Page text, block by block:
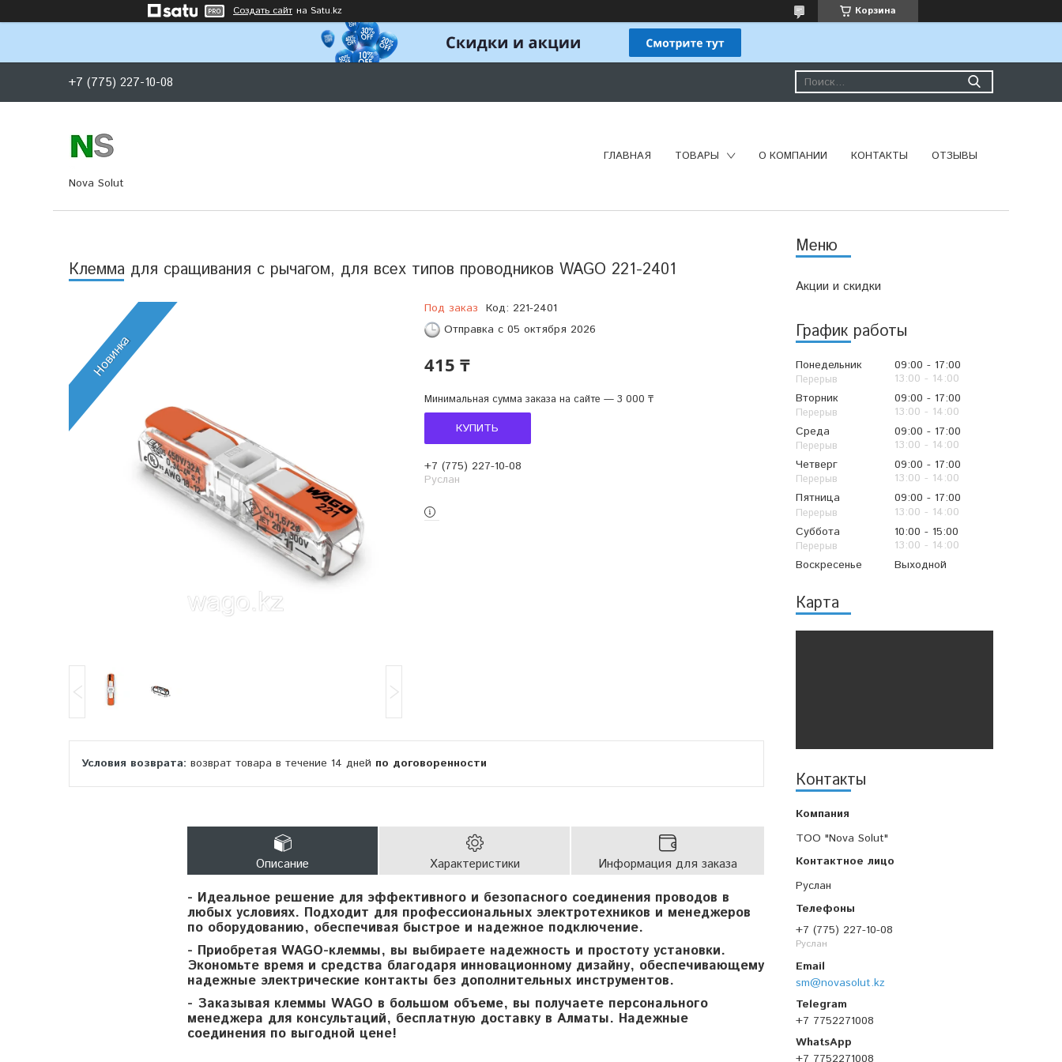
Создать сайт на Satu.kz Корзина
+7 (775) 227-10-08
Nova Solut
ГЛАВНАЯ ТОВАРЫ О КОМПАНИИ КОНТАКТЫ ОТЗЫВЫ
Акции и скидки
График работы
Понедельник 09:00
17:00
13:00
14:00
Вторник
09:00
17:00
13:00
14:00
Среда
09:00
17:00
13:00
14:00
Четверг
09:00
17:00
13:00
14:00
Пятница
09:00
17:00
13:00
14:00
Суббота
10:00
15:00
13:00
14:00
Воскресенье
Выходной
Карта
Контакты
TOO "Nova Solut"
Руслан
+7 (775) 227-10-08
Руслан
sm@novasolut.kz
+7 7752271008
+7 7752271008
Клемма для сращивания с рычагом, для всех типов проводников WAGO 221-2401
Новинка
Под заказ Код: 221-2401
Отправка с 05 октября 2026
415 ₸
Минимальная сумма заказа на сайте — 3 000 ₸
КУПИТЬ
+7 (775) 227-10-08
Руслан
возврат товара в течение 14 дней по договоренности
Описание Характеристики Информация для заказа
- Идеальное решение для эффективного и безопасного соединения проводов в
любых условиях. Подходит для профессиональных электротехников и менеджеров
по оборудованию, обеспечивая быстрое и надежное подключение.
- Приобретая WAGO-клеммы, вы выбираете надежность и простоту установки.
Экономьте время и средства благодаря инновационному дизайну, обеспечивающему
надежные электрические контакты без дополнительных инструментов.
- Заказывая клеммы WAGO в большом объеме, вы получаете персонального
менеджера для консультаций, бесплатную доставку в Алматы. Надежные
соединения по выгодной цене!